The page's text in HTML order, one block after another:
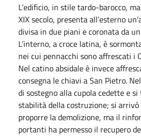
L’edificio, in stile tardo-barocco,
XIX secolo, presenta all’esterno
divisa in due piani e coronata da
L’interno, a croce latina, è
nei cui pennacchi sono affrescati i
Nel catino absidale è invece
consegna le chiavi a San Pietro.
di sostegno alla cupola cedette e
stabilità della costruzione; si
proporre la demolizione, ma il
portanti ha permesso il recupero